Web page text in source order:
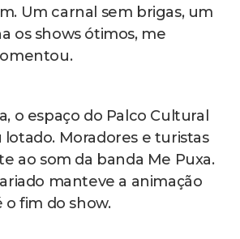
Um carnal sem brigas, um
os shows ótimos, me
o espaço do Palco Cultural
Moradores e turistas
ao som da banda Me Puxa.
manteve a animação
fim do show.